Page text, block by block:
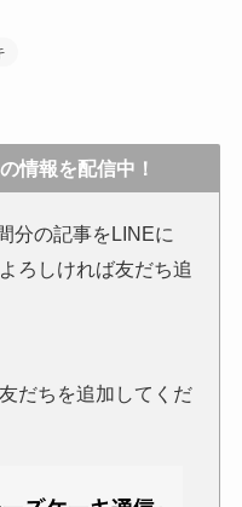
情報を配信中！
分の記事をLINEに
ろしければ友だち追
だちを追加してくだ